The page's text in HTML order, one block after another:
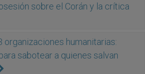
sobre el Corán y la crítica
organizaciones humanitarias:
sabotear a quienes salvan